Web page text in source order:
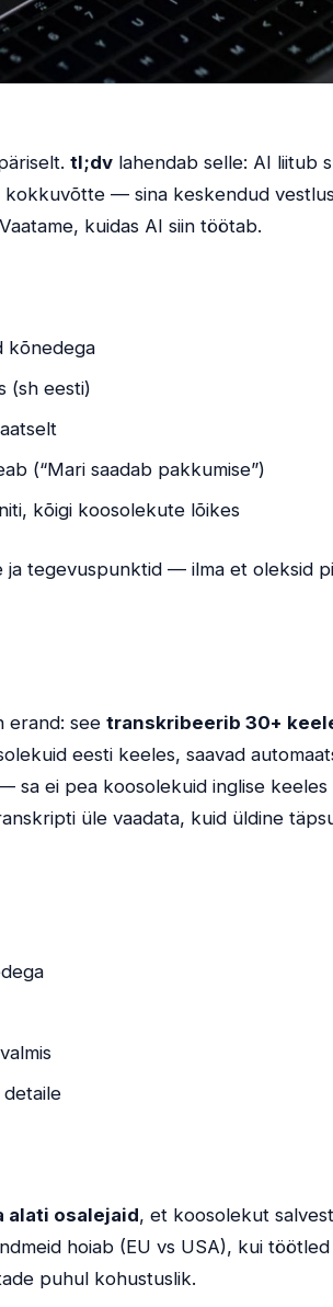
tl;dv lahendab selle: AI liitub
— sina keskendud
kuidas AI siin töötab.
kõnedega
(sh eesti)
(“Mari saadab pakkumise”)
kõigi koosolekute lõikes
tegevuspunktid — ilma et oleksid
erand: see transkribeerib 30+
eesti keeles, saavad
ei pea koosolekuid inglise keeles
üle vaadata, kuid üldine
alati osalejaid, et koosolekut
hoiab (EU vs USA), kui töötled
puhul kohustuslik.